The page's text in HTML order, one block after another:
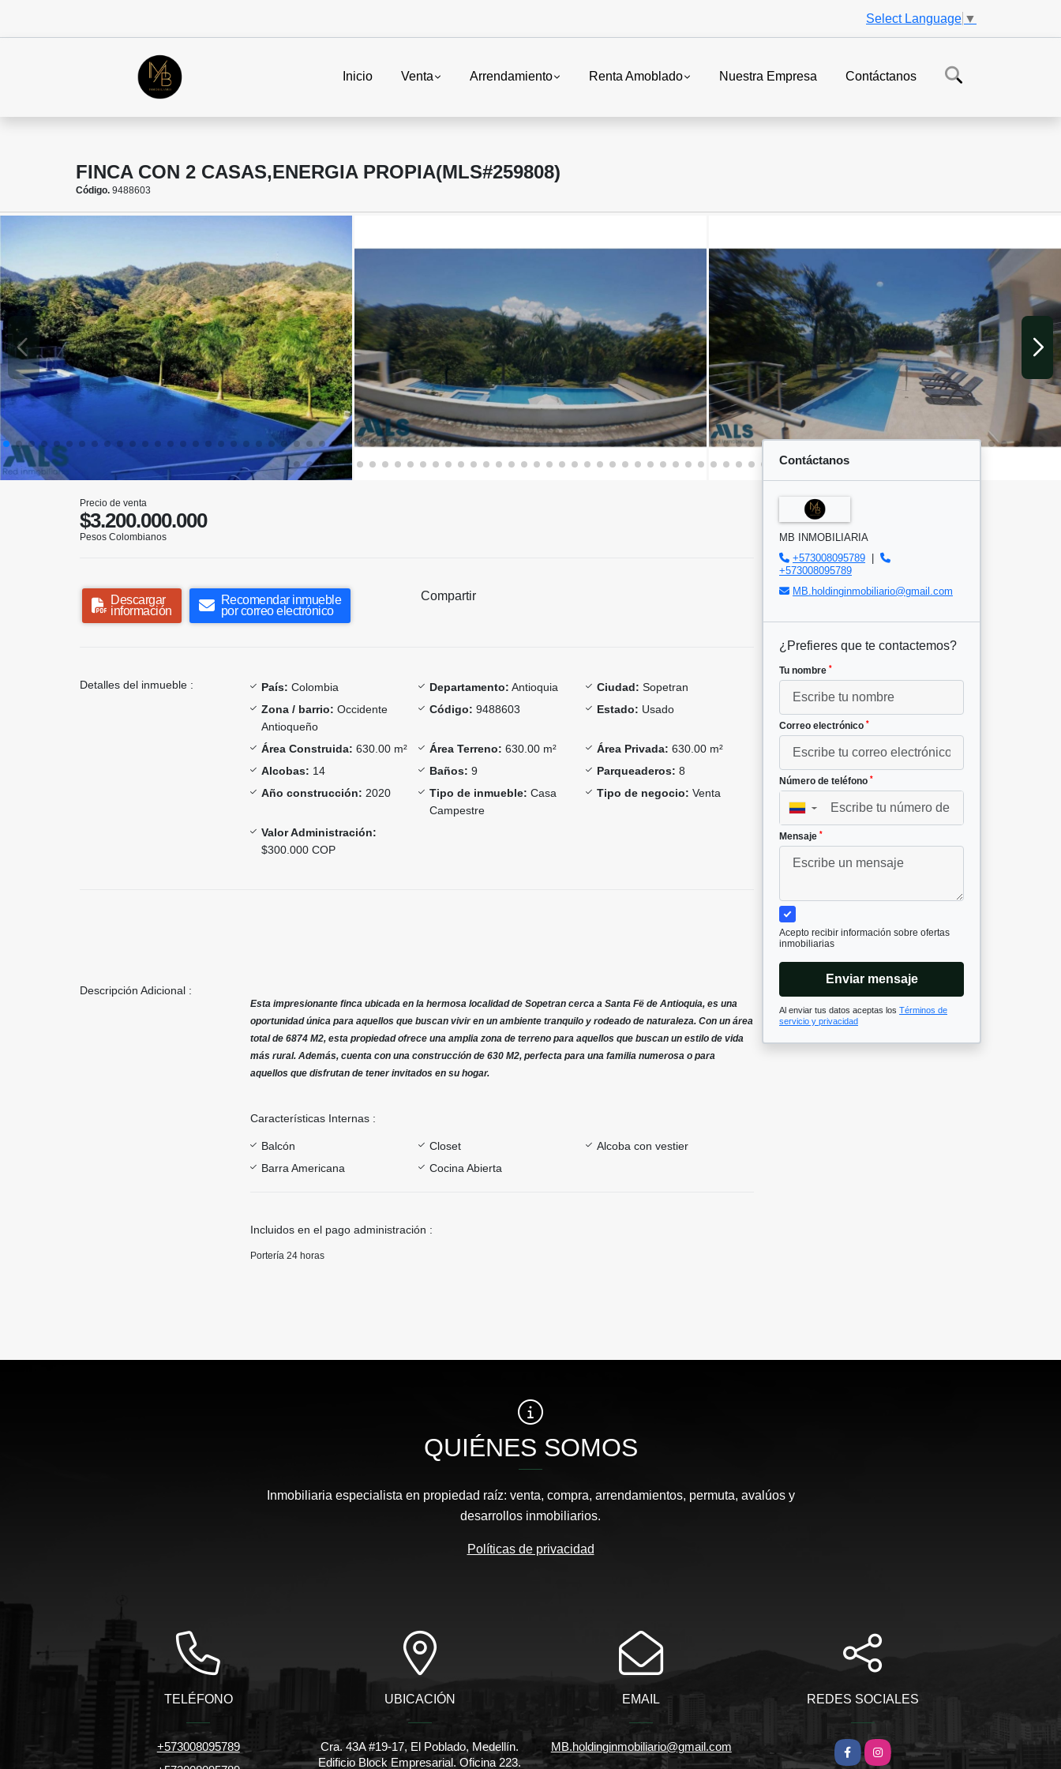
Select Language ▼
Inicio Venta Arrendamiento Renta Amoblado Nuestra Empresa Contáctanos
FINCA CON 2 CASAS,ENERGIA PROPIA(MLS#259808)
Código. 9488603
Precio de venta
$3.200.000.000
Pesos Colombianos
Descargar
información
Recomendar inmueble
por correo electrónico
Compartir
Detalles del inmueble : País: Colombia Departamento: Antioquia Ciudad: Sopetran
Zona / barrio: Occidente
Antioqueño
Código: 9488603 Estado: Usado
Área Construida: 630.00 m² Área Terreno: 630.00 m² Área Privada: 630.00 m²
Alcobas: 14 Baños: 9 Parqueaderos: 8
Año construcción: 2020 Tipo de inmueble: Casa
Campestre
Tipo de negocio: Venta
Valor Administración:
$300.000 COP
Descripción Adicional :
Esta impresionante finca ubicada en la hermosa localidad de Sopetran cerca a Santa Fë de Antioquia, es una
oportunidad única para aquellos que buscan vivir en un ambiente tranquilo y rodeado de naturaleza. Con un área
total de 6874 M2, esta propiedad ofrece una amplia zona de terreno para aquellos que buscan un estilo de vida
más rural. Además, cuenta con una construcción de 630 M2, perfecta para una familia numerosa o para
aquellos que disfrutan de tener invitados en su hogar.
Características Internas :
Balcón Closet
Alcoba con vestier
Barra Americana
Cocina Abierta
Incluidos en el pago administración :
Portería 24 horas
Contáctanos
MB INMOBILIARIA
+573008095789
+573008095789
MB.holdinginmobiliario@gmail.com
¿Prefieres que te contactemos?
Tu nombre *
Correo electrónico *
Número de teléfono *
▼
Mensaje *
Acepto recibir información sobre ofertas
inmobiliarias
Enviar mensaje
Al enviar tus datos aceptas los Términos de
servicio y privacidad
QUIÉNES SOMOS
Inmobiliaria especialista en propiedad raíz: venta, compra, arrendamientos, permuta, avalúos y
desarrollos inmobiliarios.
Políticas de privacidad
TELÉFONO
+573008095789
UBICACIÓN
Cra. 43A #19-17, El Poblado, Medellín.
Edificio Block Empresarial. Oficina 223.
EMAIL
MB.holdinginmobiliario@gmail.com
REDES SOCIALES
FacebookInstagram